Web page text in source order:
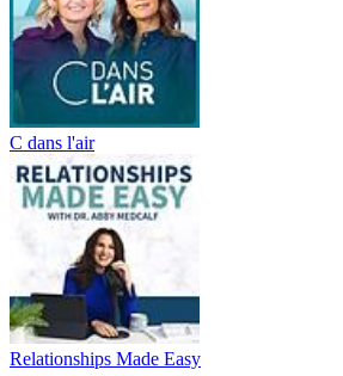
C dans l'air
Relationships Made Easy